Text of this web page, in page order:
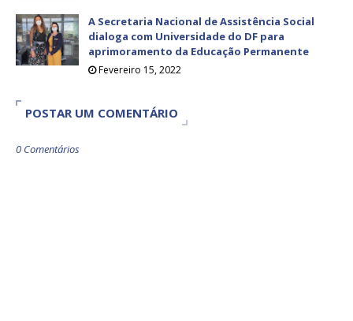
A Secretaria Nacional de Assistência Social
dialoga com Universidade do DF para
aprimoramento da Educação Permanente
Fevereiro 15, 2022
POSTAR UM COMENTÁRIO
0 Comentários